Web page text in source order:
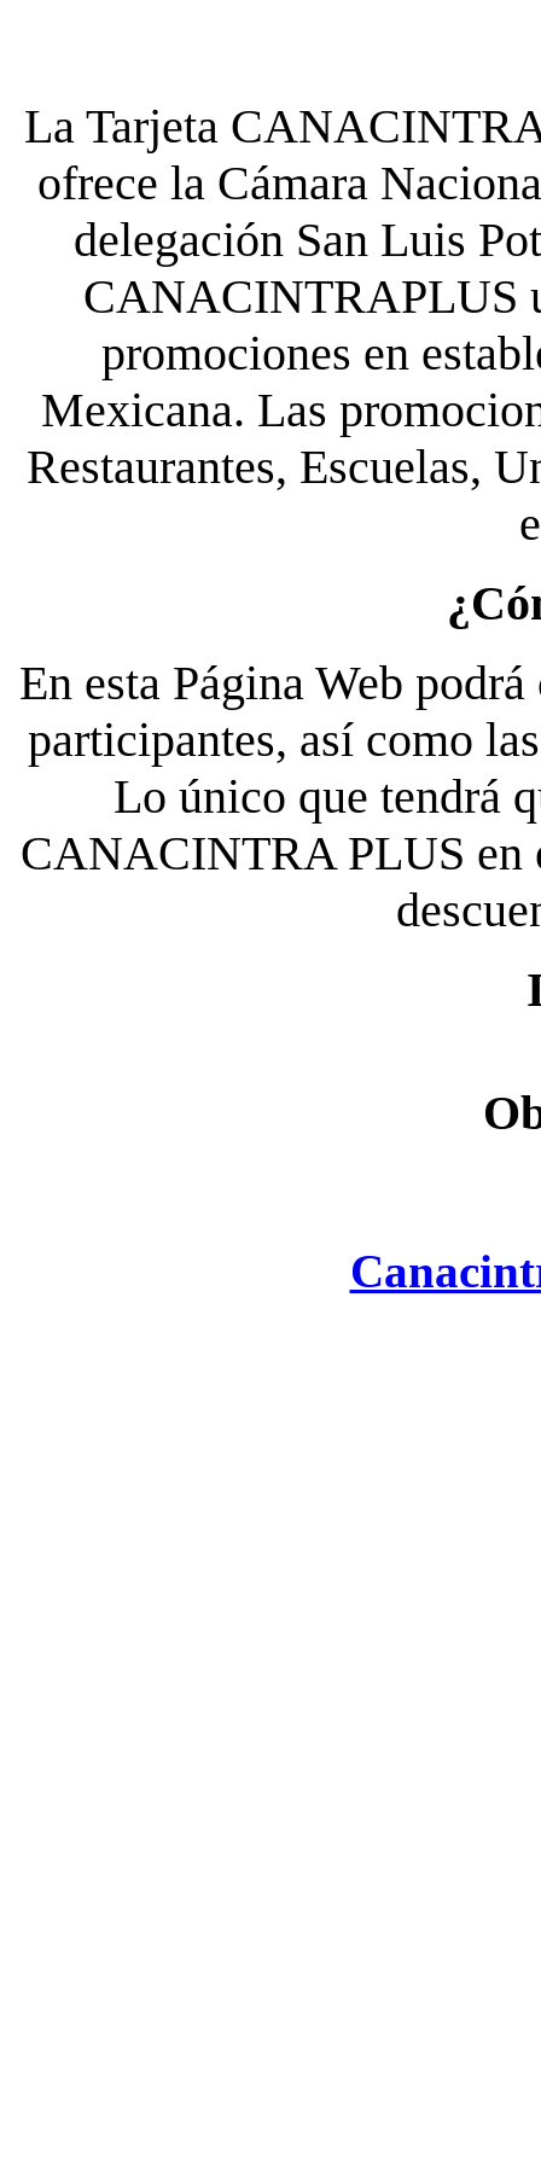
La Tarjeta
ofrece la Cámara
delegación San Luis
CANACINTRAPLUS
promociones en
Mexicana. Las
Restaurantes, Escuelas,
En esta Página Web
participantes, así como
Lo único que tendrá
CANACINTRA PLUS en